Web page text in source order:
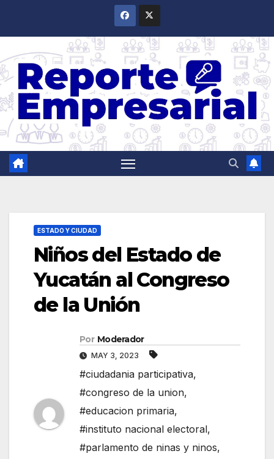
ESTADO Y CIUDAD
Niños del Estado de
Yucatán al Congreso
de la Unión
Por Moderador
MAY 3, 2023
#ciudadania participativa,
#congreso de la union,
#educacion primaria,
#instituto nacional electoral,
#parlamento de ninas y ninos,